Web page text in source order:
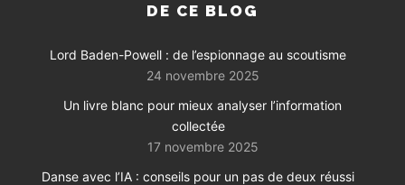
DE CE BLOG
Lord Baden-Powell : de l’espionnage au scoutisme
24 novembre 2025
Un livre blanc pour mieux analyser l’information
collectée
17 novembre 2025
Danse avec l’IA : conseils pour un pas de deux réussi